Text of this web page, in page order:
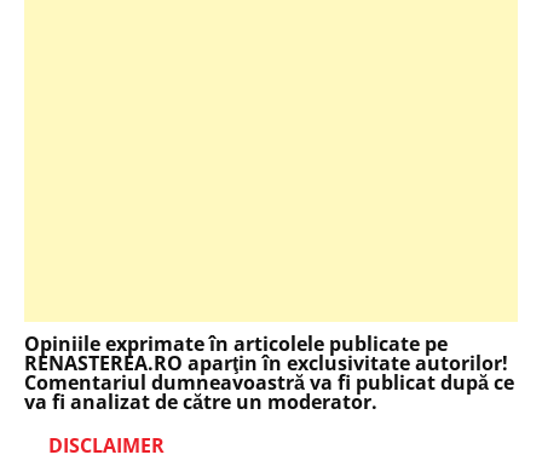
Opiniile exprimate în articolele publicate pe
RENASTEREA.RO aparţin în exclusivitate autorilor!
Comentariul dumneavoastră va fi publicat după ce
va fi analizat de către un moderator.
DISCLAIMER